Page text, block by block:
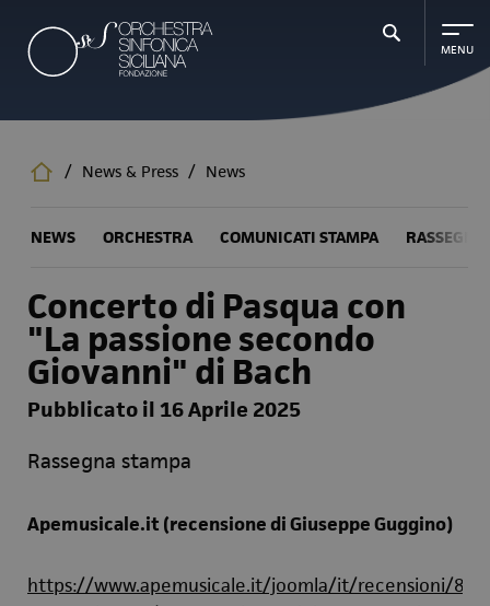
contenuto
principale
/ News & Press / News
NEWS ORCHESTRA COMUNICATI STAMPA
Concerto di Pasqua con
"La passione secondo
Giovanni" di Bach
Pubblicato il 16 Aprile 2025
Rassegna stampa
Apemusicale.it (recensione di Giuseppe Guggino)
https://www.apemusicale.it/joomla/it/recensioni/83-